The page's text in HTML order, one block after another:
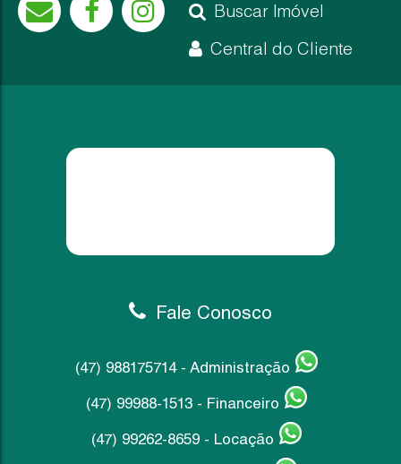
Buscar Imóvel
Central do Cliente
Fale Conosco
(47) 988175714 - Administração
(47) 99988-1513 - Financeiro
(47) 99262-8659 - Locação